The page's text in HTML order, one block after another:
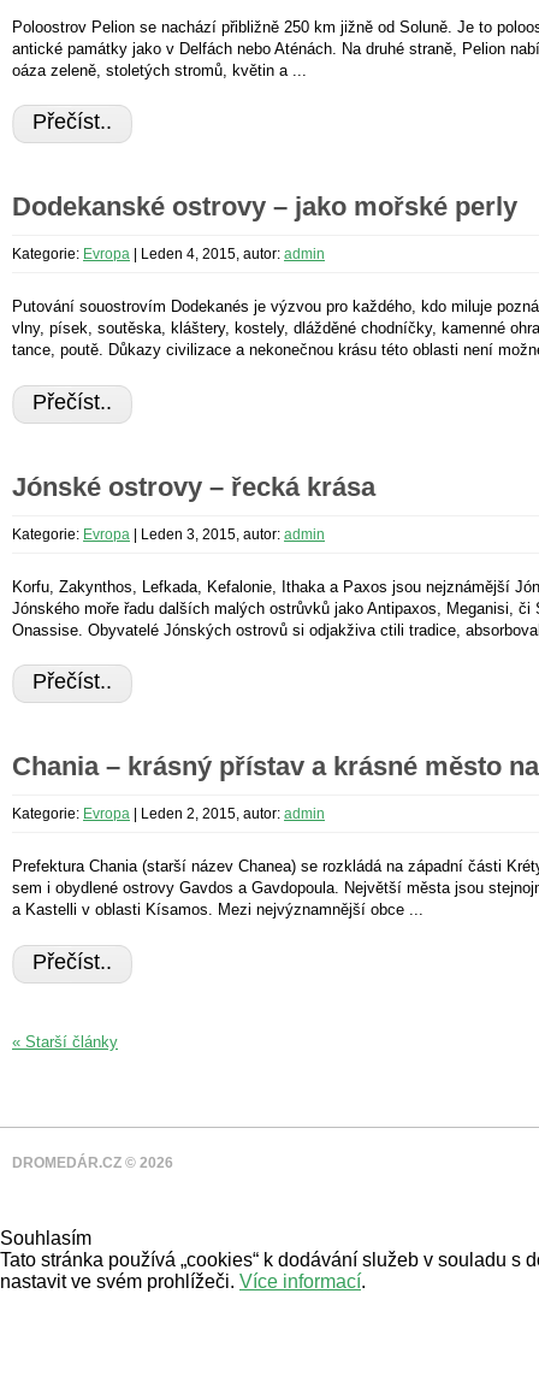
Poloostrov Pelion se nachází přibližně 250 km jižně od Soluně. Je to
antické památky jako v Delfách nebo Aténách. Na druhé straně, Pelion
oáza zeleně, stoletých stromů, květin a ...
Přečíst..
Dodekanské ostrovy – jako mořské perly
Kategorie: Evropa Leden 4, 2015, autor: admin
Putování souostrovím Dodekanés je výzvou pro každého, kdo miluje
vlny, písek, soutěska, kláštery, kostely, dlážděné chodníčky, kamenné
tance, poutě. Důkazy civilizace a nekonečnou krásu této oblasti není
Přečíst..
Jónské ostrovy – řecká krása
Kategorie: Evropa | Leden 3, 2015, autor: admin
Korfu, Zakynthos, Lefkada, Kefalonie, Ithaka a Paxos jsou nejznámější
Jónského moře řadu dalších malých ostrůvků jako Antipaxos, Meganisi, či
Onassise. Obyvatelé Jónských ostrovů si odjakživa ctili tradice,
Přečíst..
Chania – krásný přístav a krásné město
Kategorie: Evropa Leden 2, 2015, autor: admin
Prefektura Chania (starší název Chanea) se rozkládá na západní části
sem i obydlené ostrovy Gavdos a Gavdopoula. Největší města jsou
a Kastelli v oblasti Kísamos. Mezi nejvýznamnější obce ...
Přečíst..
« Starší články
DROMEDÁR.CZ © 2026
Souhlasím
Tato stránka používá „cookies“ k dodávání služeb v souladu s
nastavit ve svém prohlížeči. Více informací.